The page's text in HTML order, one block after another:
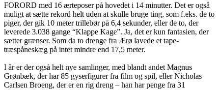
FORORD med 16 ærteposer på hovedet i 14 minutter. Det er også
muligt at sætte rekord helt uden at skulle bruge ting, som f.eks. de to
piger, der gik 10 meter trillebør på 6,4 sekunder, eller de to, der
leverede 3.038 gange “Klappe Kage”. Ja, det er kun fantasien, der
sætter grænser. Som da to drenge fra Ærø lavede et tape-
træspåneskæg på intet mindre end 17,5 meter.
I år er der også helt nye samlinger, med blandt andet Magnus
Grønbæk, der har 85 gyserfigurer fra film og spil, eller Nicholas
Carlsen Broeng, der er en rig dreng – han har penge fra 31